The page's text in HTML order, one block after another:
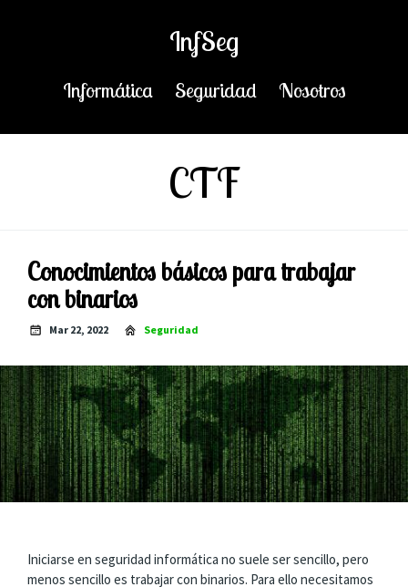
InfSeg
Informática Seguridad Nosotros
CTF
Conocimientos básicos para trabajar
con binarios
Mar 22, 2022 Seguridad
Iniciarse en seguridad informática no suele ser sencillo, pero
menos sencillo es trabajar con binarios. Para ello necesitamos